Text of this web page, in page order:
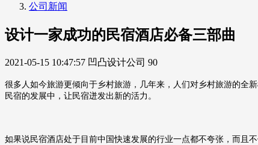
公司新闻
设计一家成功的民宿酒店必备三部曲
2021-05-15 10:47:57 凹凸设计公司 90
很多人如今旅游更倾向于乡村旅游，几年来，人们对乡村旅游的全
民宿的发展中，让民宿迸发出新的活力。
如果说民宿酒店处于目前中国快速发展的行业一点都不夸张，而且